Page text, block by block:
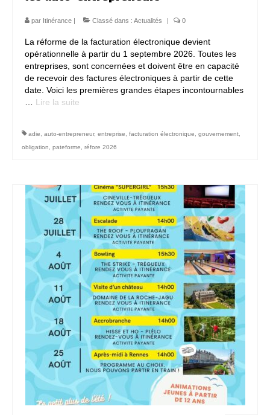
Contact
par Itinérance | Classé dans : Actualités | 0
La réforme de la facturation électronique devient
opérationnelle à partir du 1 septembre 2026. Toutes les
entreprises, sont concernées et doivent être en capacité
de recevoir des factures électroniques à partir de cette
date. Voici les premières grandes étapes incontournables
Lire la suite­­
adie auto-entrepreneur, entreprise facturation électronique gouvernement
obligation
pateforme réfore 2026